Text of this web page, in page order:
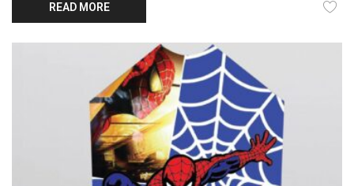
READ MORE